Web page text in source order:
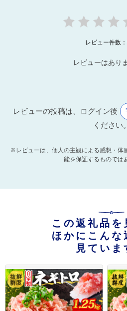
レビュー件数：
レビューはあり
レビューの投稿は、ログイン後
ください。
※レビューは、個人の主観による感想・体
能を保証するものでは
この返礼品を
ほかにこんな
見ていま